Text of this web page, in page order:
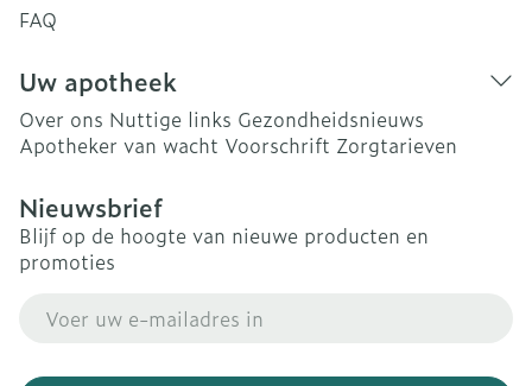
FAQ
Uw apotheek
Over ons Nuttige links Gezondheidsnieuws
Apotheker van wacht Voorschrift Zorgtarieven
Nieuwsbrief
Blijf op de hoogte van nieuwe producten en
promoties